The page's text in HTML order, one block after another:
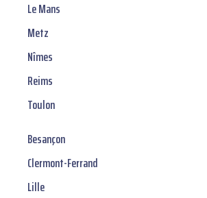
Le Mans
Metz
Nîmes
Reims
Toulon
Besançon
Clermont-Ferrand
Lille